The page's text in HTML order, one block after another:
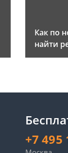
Как по
найти
+7 495